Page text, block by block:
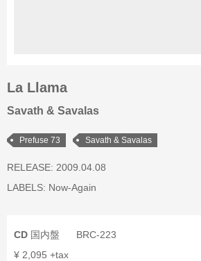
La Llama
Savath & Savalas
Prefuse 73 Savath & Savalas
RELEASE: 2009.04.08
LABELS: Now-Again
CD 国内盤
BRC-223
¥ 2,095 +tax